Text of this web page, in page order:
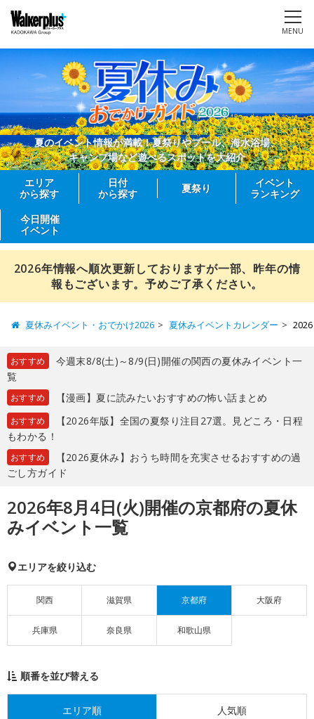
MENU
夏のイベント情報が満載！夏祭りやプール、海水浴場、
キャンプ場など遊べるスポットを大紹介
エリア
から探す
日付
から探す
夏祭り
イベント
ランキング
今日開催
イベント
2026年情報へ順次更新しておりますが一部、昨年の情
報もございます。予めご了承ください。
夏休みイベント・おでかけ2026 夏休みイベントカレンダー
おすすめ
今週末8/8(土)～8/9(日)開催の関西の夏休みイベント一
覧
おすすめ 【漫画】夏に読みたいおすすめの怖い話まとめ
おすすめ
【2026年版】全国の夏祭り注目27選。見どころ・日程
もわかる！
おすすめ
【2026夏休み】おうち時間を充実させるおすすめの過
ごし方ガイド
2026年8月4日(火)開催の京都府の夏休
みイベント一覧
エリアを絞り込む
関西 滋賀県 京都府 大阪府
兵庫県 奈良県 和歌山県
順番を並び替える
エリア順 人気順